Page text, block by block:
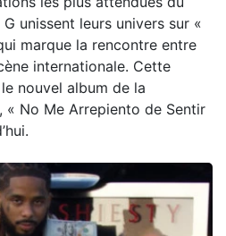
unissent leurs univers sur «
marque la rencontre entre
internationale. Cette
nouvel album de la
« No Me Arrepiento de Sentir